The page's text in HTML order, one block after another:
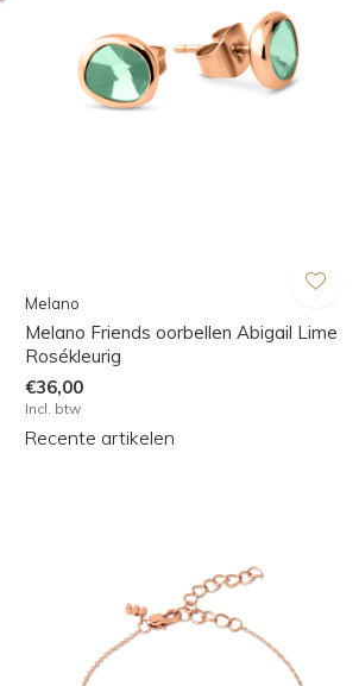
Melano
Melano Friends oorbellen Abigail Lime
Rosékleurig
€36,00
Incl. btw
Recente artikelen